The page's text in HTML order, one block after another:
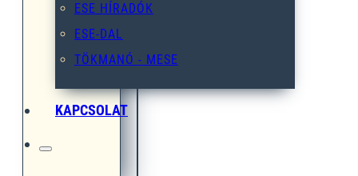
ESE HÍRADÓK
ESE-DAL
TÖKMANÓ - MESE
KAPCSOLAT